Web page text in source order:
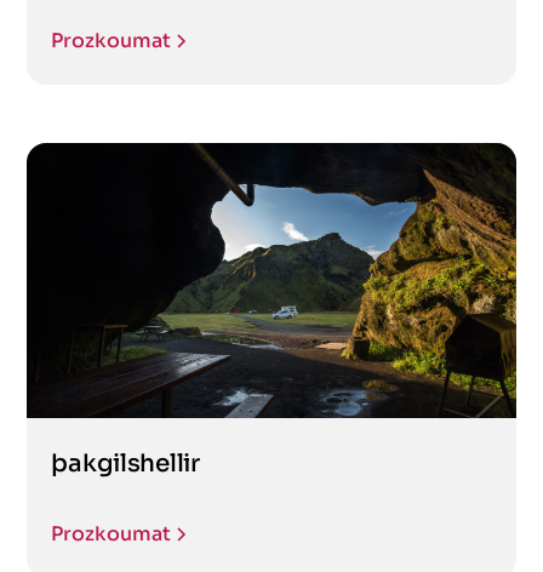
Prozkoumat
þakgilshellir
Prozkoumat